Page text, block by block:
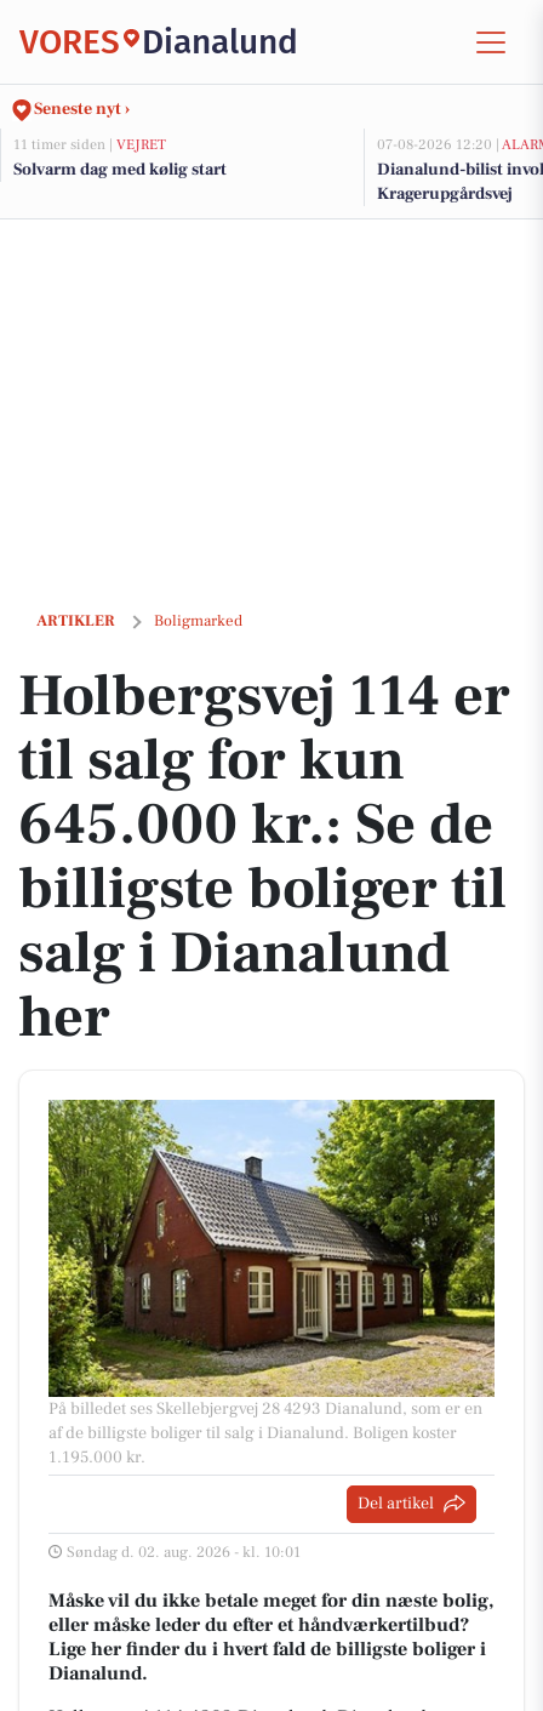
VORES Dianalund
Seneste nyt ›
11 timer siden | VEJRET
Solvarm dag med kølig start
07-08-2026 12:20 |
Dianalund-bilist
Kragerupgårdsvej
ARTIKLER Boligmarked
Holbergsvej 114 er til salg for kun 645.000 kr.: Se de billigste
Holbergsvej 114 er
til salg for kun
645.000 kr.: Se de
billigste boliger til
salg i Dianalund
her
På billedet ses Skellebjergvej 28 4293 Dianalund, som er en
af de billigste boliger til salg i Dianalund. Boligen koster
1.195.000 kr.
Del artikel
Søndag d. 02. aug. 2026 - kl. 10:01
Måske vil du ikke betale meget for din næste bolig,
eller måske leder du efter et håndværkertilbud?
Lige her finder du i hvert fald de billigste boliger i
Dianalund.